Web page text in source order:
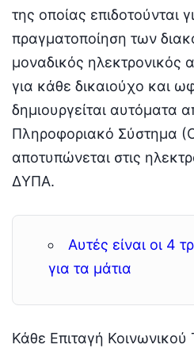
της οποίας επιδοτούνται
πραγματοποίηση των
μοναδικός ηλεκτρονικός
για κάθε δικαιούχο και
δημιουργείται αυτόματα
Πληροφοριακό Σύστημα
αποτυπώνεται στις
ΔΥΠΑ.
Αυτές είναι οι 4
για τα μάτια
Κάθε Επιταγή Κοινωνικού